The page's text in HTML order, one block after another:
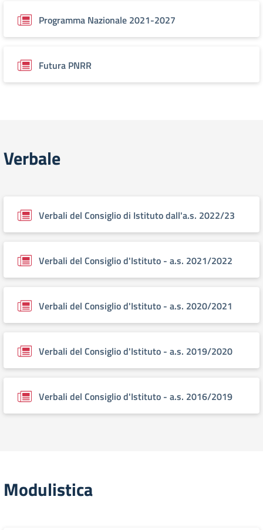
Programma Nazionale 2021-2027
Futura PNRR
Verbale
Verbali del Consiglio di Istituto dall'a.s. 2022/23
Verbali del Consiglio d'Istituto - a.s. 2021/2022
Verbali del Consiglio d'Istituto - a.s. 2020/2021
Verbali del Consiglio d'Istituto - a.s. 2019/2020
Verbali del Consiglio d'Istituto - a.s. 2016/2019
Modulistica